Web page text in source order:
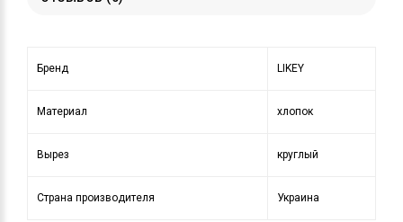
Бренд LIKEY
Материал хлопок
Вырез круглый
Страна производителя Украина